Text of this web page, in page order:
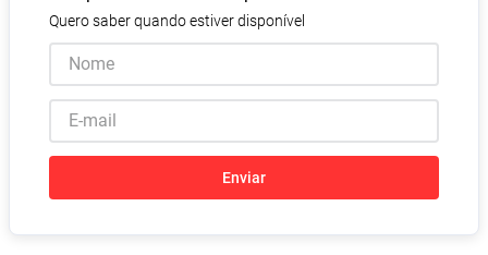
Quero saber quando estiver disponível
Enviar
9º Absorvente
10 º